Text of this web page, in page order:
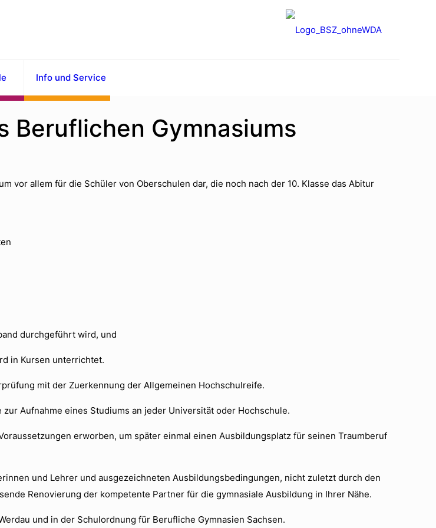
Info und Service
Beruflichen Gymnasiums
vor allem für die Schüler von Oberschulen dar, die noch nach der 10. Klasse das Abitur
durchgeführt wird, und
in Kursen unterrichtet.
mit der Zuerkennung der Allgemeinen Hochschulreife.
Aufnahme eines Studiums an jeder Universität oder Hochschule.
erworben, um später einmal einen Ausbildungsplatz für seinen Traumberuf
und Lehrer und ausgezeichneten Ausbildungsbedingungen, nicht zuletzt durch den
Renovierung der kompetente Partner für die gymnasiale Ausbildung in Ihrer Nähe.
und in der Schulordnung für Berufliche Gymnasien Sachsen.